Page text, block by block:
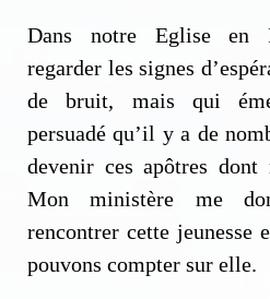
Dans notre Eglise en
regarder les signes
de bruit, mais qui
persuadé qu’il y a de
devenir ces apôtres dont
Mon ministère me
rencontrer cette jeunesse
pouvons compter sur elle.